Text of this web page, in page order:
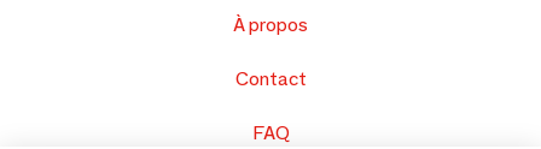
À propos
Contact
FAQ